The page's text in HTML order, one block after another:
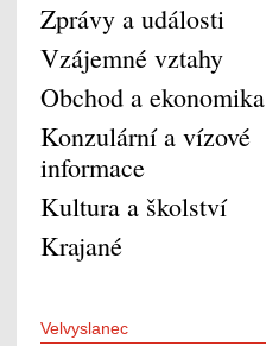
Zprávy a události
Vzájemné vztahy
Obchod a ekonomika
Konzulární a vízové
informace
Kultura a školství
Krajané
Velvyslanec